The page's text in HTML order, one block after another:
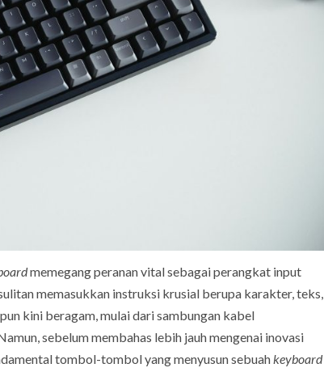
memegang peranan vital sebagai perangkat input
memasukkan instruksi krusial berupa karakter, teks,
kini beragam, mulai dari sambungan kabel
sebelum membahas lebih jauh mengenai inovasi
tombol-tombol yang menyusun sebuah keyboard